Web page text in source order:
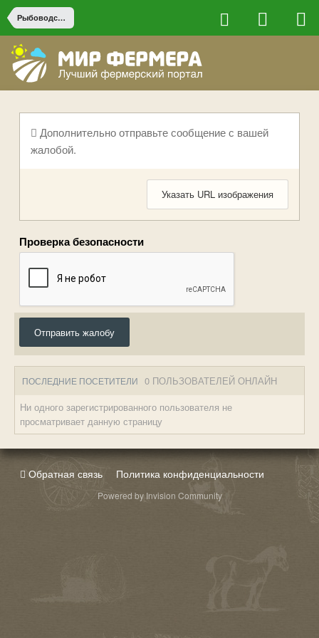
Рыбоводство
Дополнительно отправьте сообщение с вашей
жалобой.
Указать URL изображения
Проверка безопасности
Отправить жалобу
ПОСЛЕДНИЕ ПОСЕТИТЕЛИ 0 ПОЛЬЗОВАТЕЛЕЙ ОНЛАЙН
Ни одного зарегистрированного пользователя не
просматривает данную страницу
Обратная связь Политика конфиденциальности
Powered by Invision Community